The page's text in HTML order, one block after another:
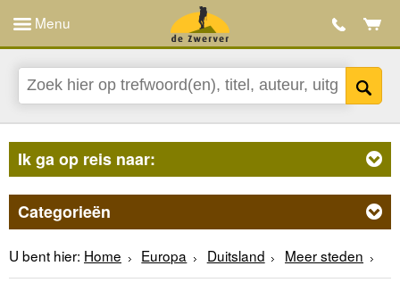
Menu
Ik ga op reis naar:
Categorieën
U bent hier: Home Europa Duitsland Meer steden